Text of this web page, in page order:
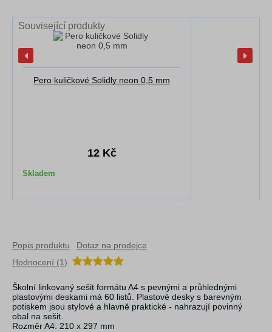
Související produkty
Pero kuličkové Solidly neon 0,5 mm
12 Kč
Skladem
Popis produktu
Dotaz na prodejce
Hodnocení (1)
Školní linkovaný sešit formátu A4 s pevnými a průhlednými
plastovými deskami má 60 listů. Plastové desky s barevným
potiskem jsou stylové a hlavně praktické - nahrazují povinný
obal na sešit.
Rozměr A4: 210 x 297 mm